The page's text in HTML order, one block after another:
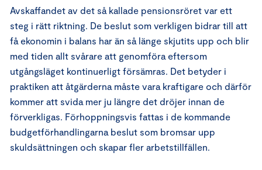
Avskaffandet av det så kallade pensionsröret var ett
steg i rätt riktning. De beslut som verkligen bidrar till att
få ekonomin i balans har än så länge skjutits upp och blir
med tiden allt svårare att genomföra eftersom
utgångsläget kontinuerligt försämras. Det betyder i
praktiken att åtgärderna måste vara kraftigare och därför
kommer att svida mer ju längre det dröjer innan de
förverkligas. Förhoppningsvis fattas i de kommande
budgetförhandlingarna beslut som bromsar upp
skuldsättningen och skapar fler arbetstillfällen.